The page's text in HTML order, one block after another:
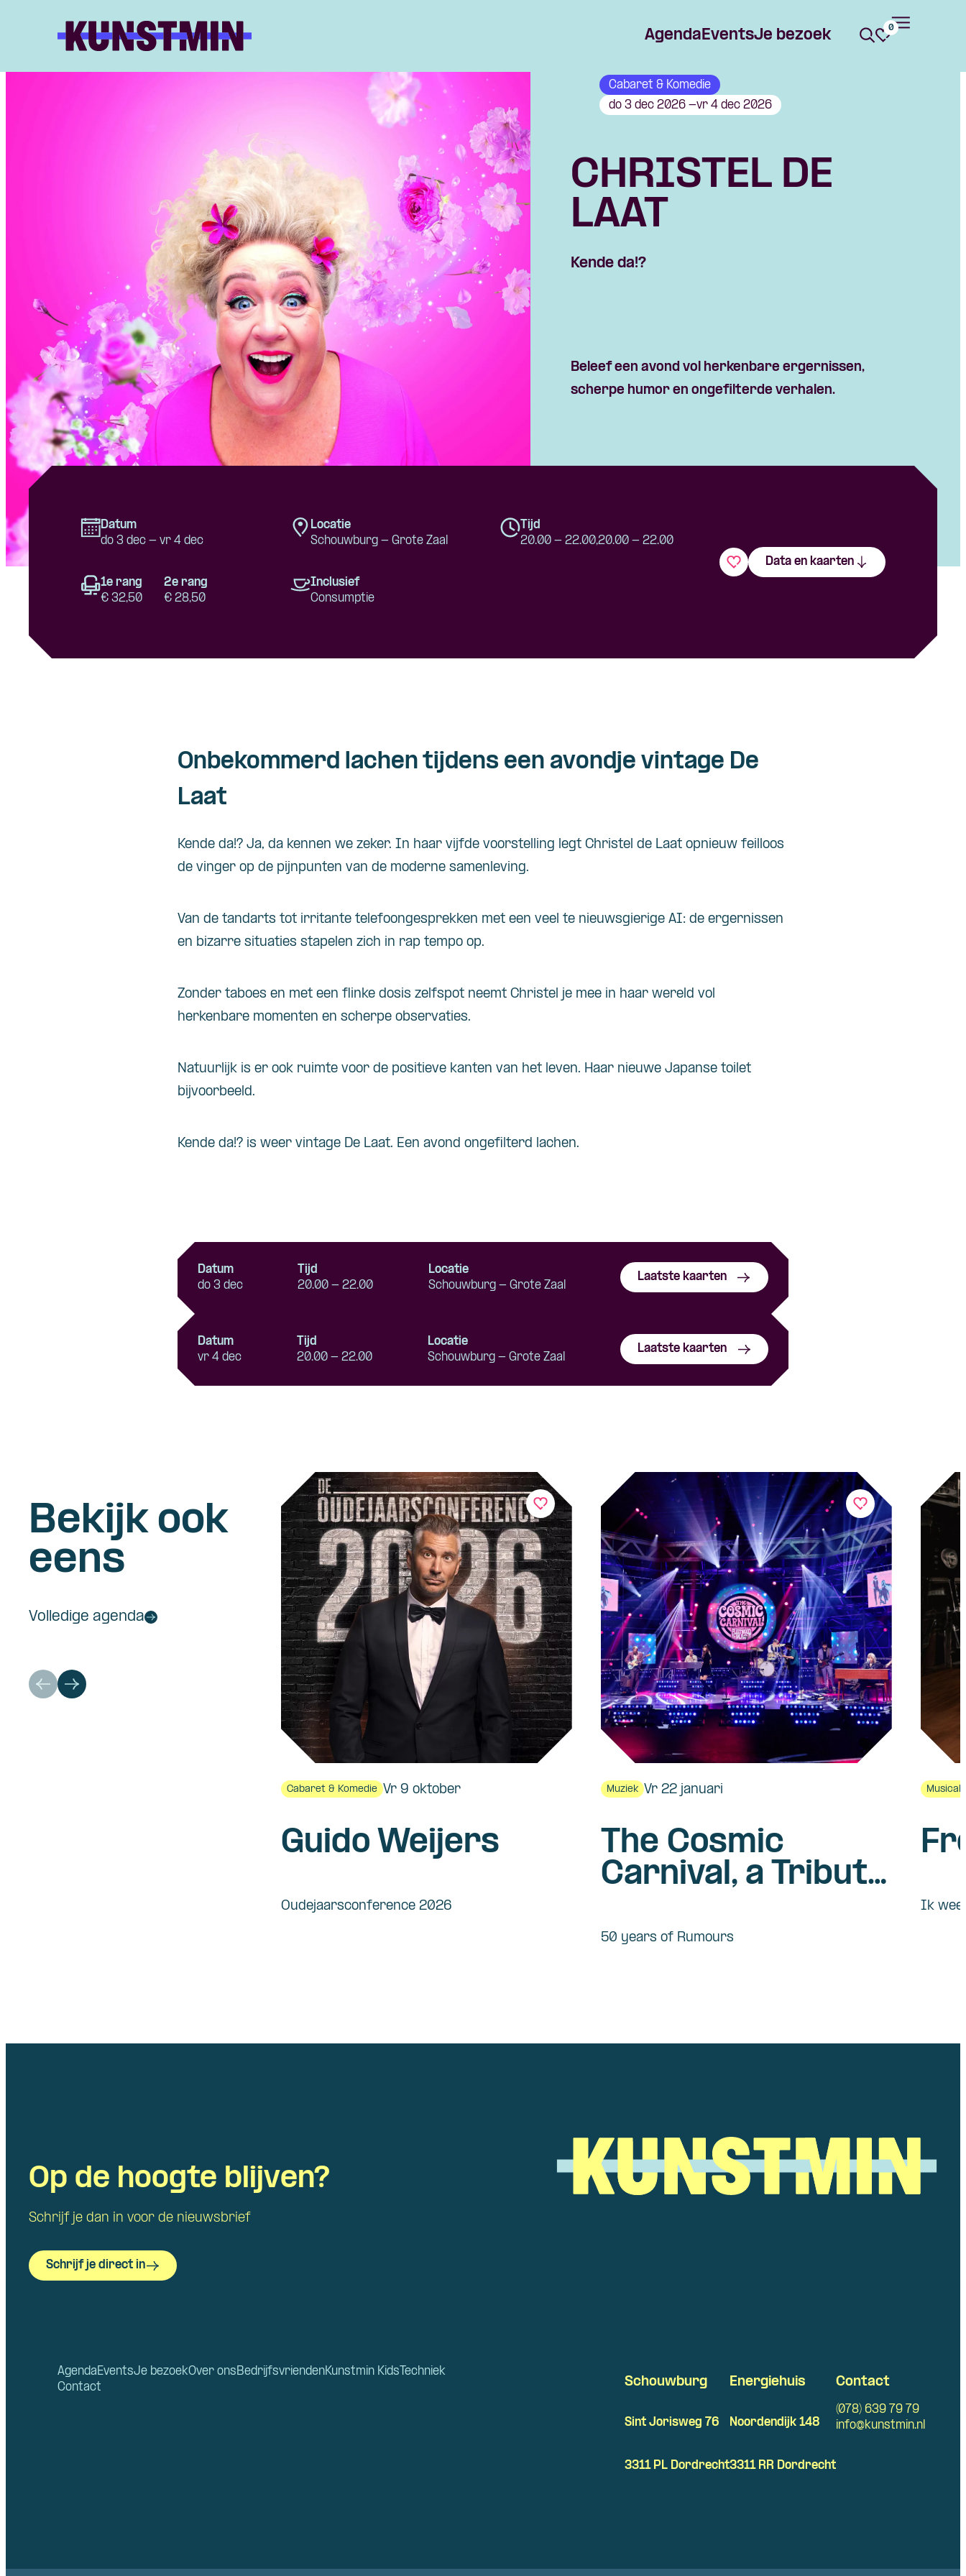
Skip navigatie
AgendaEventsJe bezoek 0
Cabaret & Komedie
do 3 dec 2026 -vr 4 dec 2026
CHRISTEL DE
LAAT
Kende da!?
Beleef een avond vol herkenbare ergernissen,
scherpe humor en ongefilterde verhalen.
Datum
do 3 dec - vr 4 dec
Locatie
Schouwburg - Grote Zaal
Tijd
20.00 - 22.00,20.00 - 22.00
1e rang
€ 32,50
2e rang
€ 28,50
Inclusief
Consumptie
Data en kaarten
Onbekommerd lachen tijdens een avondje vintage De
Laat
Kende da!? Ja, da kennen we zeker. In haar vijfde voorstelling legt Christel de Laat opnieuw feilloos
de vinger op de pijnpunten van de moderne samenleving.
Van de tandarts tot irritante telefoongesprekken met een veel te nieuwsgierige AI: de ergernissen
en bizarre situaties stapelen zich in rap tempo op.
Zonder taboes en met een flinke dosis zelfspot neemt Christel je mee in haar wereld vol
herkenbare momenten en scherpe observaties.
Natuurlijk is er ook ruimte voor de positieve kanten van het leven. Haar nieuwe Japanse toilet
bijvoorbeeld.
Kende da!? is weer vintage De Laat. Een avond ongefilterd lachen.
Datum
do 3 dec
Tijd
20.00 - 22.00
Locatie
Schouwburg - Grote Zaal
Laatste kaarten
Datum
vr 4 dec
Tijd
20.00 - 22.00
Locatie
Schouwburg - Grote Zaal
Laatste kaarten
Bekijk ook
eens
Volledige agenda
Cabaret & Komedie Vr 9 oktober
Guido Weijers
Oudejaarsconference 2026
Muziek Vr 22 januari
The Cosmic
Carnival, a Tribute
50 years of Rumours
Musical
Ik
Op de hoogte blijven?
Schrijf je dan in voor de nieuwsbrief
Schrijf je direct in
AgendaEventsJe bezoekOver onsBedrijfsvriendenKunstmin Kids Techniek
Contact
Schouwburg
Sint Jorisweg 76
3311 PL Dordrecht
Energiehuis
Noordendijk 148
3311 RR Dordrecht
Contact
(078) 639 79 79
info@kunstmin.nl